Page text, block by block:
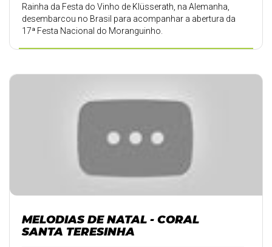
Rainha da Festa do Vinho de Klüsserath, na Alemanha,
desembarcou no Brasil para acompanhar a abertura da
17ª Festa Nacional do Moranguinho.
MELODIAS DE NATAL - CORAL
SANTA TERESINHA